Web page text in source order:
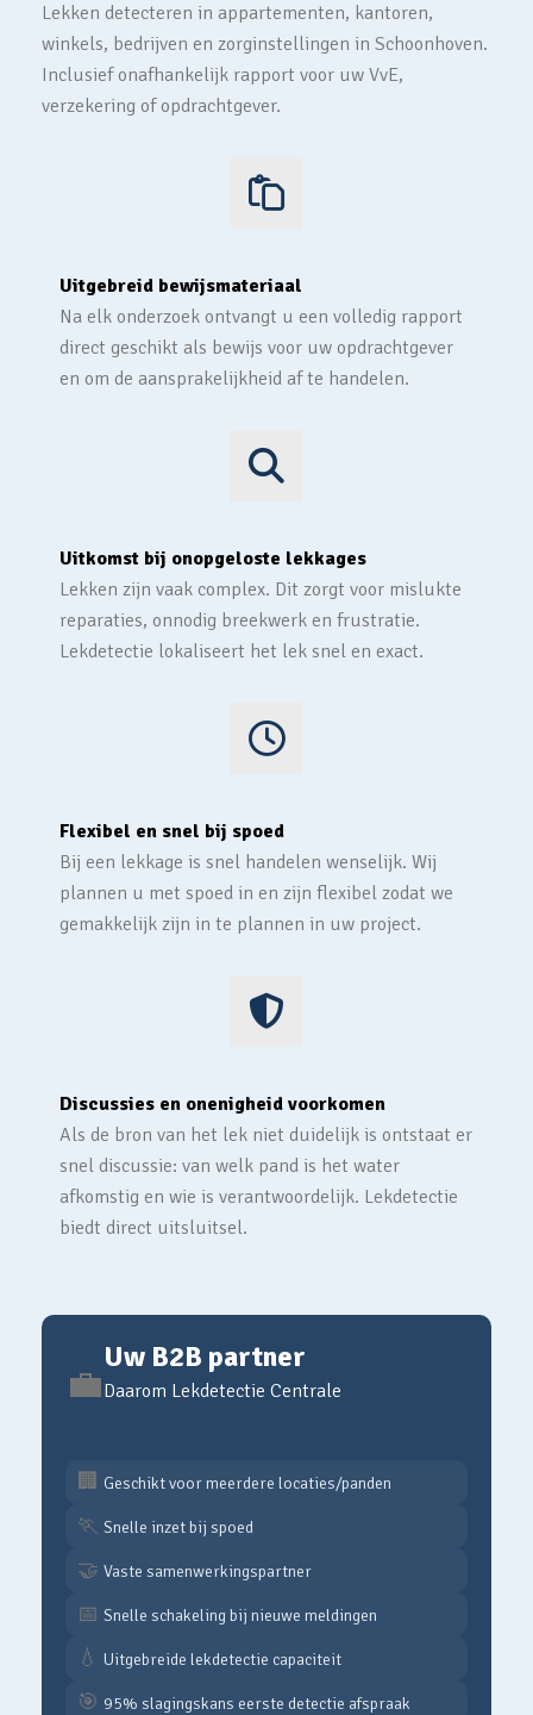
Lekken detecteren in appartementen, kantoren,
winkels, bedrijven en zorginstellingen in Schoonhoven.
Inclusief onafhankelijk rapport voor uw VvE,
verzekering of opdrachtgever.
Uitgebreid bewijsmateriaal
Na elk onderzoek ontvangt u een volledig rapport
direct geschikt als bewijs voor uw opdrachtgever
en om de aansprakelijkheid af te handelen.
Uitkomst bij onopgeloste lekkages
Lekken zijn vaak complex. Dit zorgt voor mislukte
reparaties, onnodig breekwerk en frustratie.
Lekdetectie lokaliseert het lek snel en exact.
Flexibel en snel bij spoed
Bij een lekkage is snel handelen wenselijk. Wij
plannen u met spoed in en zijn flexibel zodat we
gemakkelijk zijn in te plannen in uw project.
Discussies en onenigheid voorkomen
Als de bron van het lek niet duidelijk is ontstaat er
snel discussie: van welk pand is het water
afkomstig en wie is verantwoordelijk. Lekdetectie
biedt direct uitsluitsel.
💼
Uw B2B partner
Daarom Lekdetectie Centrale
🏢 Geschikt voor meerdere locaties/panden
🏃 Snelle inzet bij spoed
🤝 Vaste samenwerkingspartner
📅 Snelle schakeling bij nieuwe meldingen
💧 Uitgebreide lekdetectie capaciteit
🎯 95% slagingskans eerste detectie afspraak